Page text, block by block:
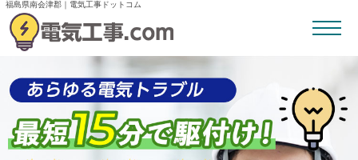
福島県南会津郡｜電気工事ドットコム